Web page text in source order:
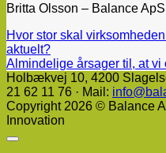
Britta Olsson – Balance
Hvor stor skal
aktuelt?
Almindelige årsager til, at
Holbækvej 10, ​4200
21 62 11 76 · Mail:
Copyright 2026 © Balance
Innovation